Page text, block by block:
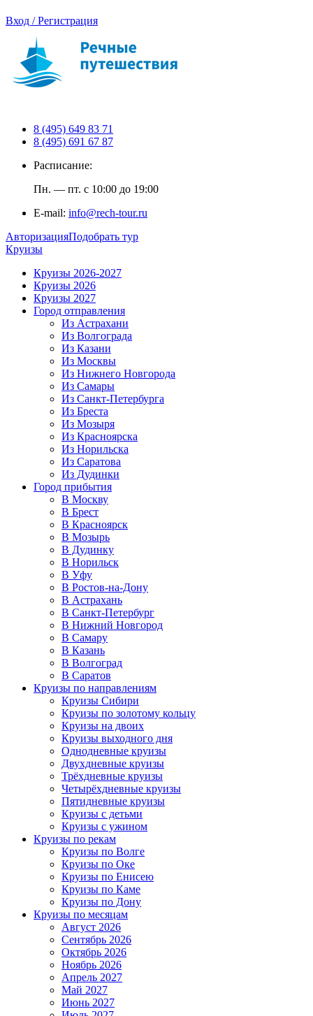
Вход / Регистрация
8 (495) 649 83 71
8 (495) 691 67 87
Расписание:
Пн. — пт. с 10:00 до 19:00
E-mail: info@rech-tour.ru
АвторизацияПодобрать тур
Круизы
Круизы 2026-2027
Круизы 2026
Круизы 2027
Город отправления
Из Астрахани
Из Волгограда
Из Казани
Из Москвы
Из Нижнего Новгорода
Из Самары
Из Санкт-Петербурга
Из Бреста
Из Мозыря
Из Красноярска
Из Норильска
Из Саратова
Из Дудинки
Город прибытия
В Москву
В Брест
В Красноярск
В Мозырь
В Дудинку
В Норильск
В Уфу
В Ростов-на-Дону
В Астрахань
В Санкт-Петербург
В Нижний Новгород
В Самару
В Казань
В Волгоград
В Саратов
Круизы по направлениям
Круизы Сибири
Круизы по золотому кольцу
Круизы на двоих
Круизы выходного дня
Однодневные круизы
Двухдневные круизы
Трёхдневные круизы
Четырёхдневные круизы
Пятидневные круизы
Круизы с детьми
Круизы с ужином
Круизы по рекам
Круизы по Волге
Круизы по Оке
Круизы по Енисею
Круизы по Каме
Круизы по Дону
Круизы по месяцам
Август 2026
Сентябрь 2026
Октябрь 2026
Ноябрь 2026
Апрель 2027
Май 2027
Июнь 2027